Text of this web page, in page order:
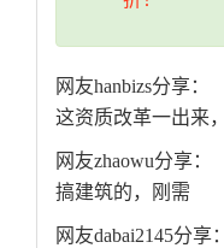
网友hanbizs分享：
这资质改革一出来
网友zhaowu分享：
搞建筑的，刚需
网友dabai2145分享：